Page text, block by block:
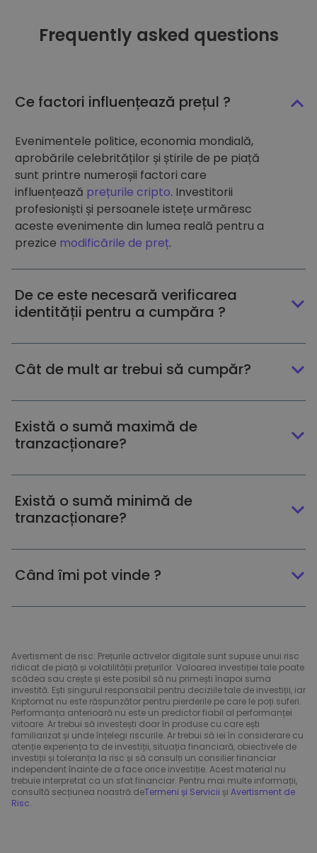
Frequently asked questions
Ce factori influențează prețul ?
Evenimentele politice, economia mondială,
aprobările celebrităților și știrile de pe piață
sunt printre numeroșii factori care
influențează prețurile cripto. Investitorii
profesioniști și persoanele istețe urmăresc
aceste evenimente din lumea reală pentru a
prezice modificările de preț.
De ce este necesară verificarea
identității pentru a cumpăra ?
Cât de mult ar trebui să cumpăr?
Există o sumă maximă de
tranzacționare?
Există o sumă minimă de
tranzacționare?
Când îmi pot vinde ?
Avertisment de risc: Prețurile activelor digitale sunt supuse unui risc
ridicat de piață și volatilității prețurilor. Valoarea investiției tale poate
scădea sau crește și este posibil să nu primești înapoi suma
investită. Ești singurul responsabil pentru deciziile tale de investiții, iar
Kriptomat nu este răspunzător pentru pierderile pe care le poți suferi.
Performanța anterioară nu este un predictor fiabil al performanței
viitoare. Ar trebui să investești doar în produse cu care ești
familiarizat și unde înțelegi riscurile. Ar trebui să iei în considerare cu
atenție experiența ta de investiții, situația financiară, obiectivele de
investiții și toleranța la risc și să consulți un consilier financiar
independent înainte de a face orice investiție. Acest material nu
trebuie interpretat ca un sfat financiar. Pentru mai multe informații,
consultă secțiunea noastră deTermeni și Servicii și Avertisment de
Risc.